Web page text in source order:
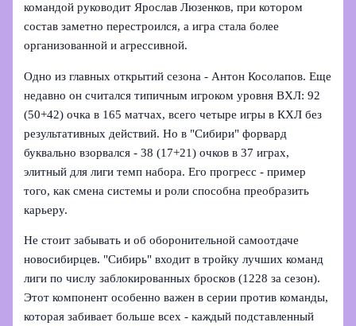
командой руководит Ярослав Люзенков, при котором
состав заметно перестроился, а игра стала более
организованной и агрессивной.
Одно из главных открытий сезона - Антон Косолапов. Еще
недавно он считался типичным игроком уровня ВХЛ: 92
(50+42) очка в 165 матчах, всего четыре игры в КХЛ без
результативных действий. Но в "Сибири" форвард
буквально взорвался - 38 (17+21) очков в 37 играх,
элитный для лиги темп набора. Его прогресс - пример
того, как смена системы и роли способна преобразить
карьеру.
Не стоит забывать и об оборонительной самоотдаче
новосибирцев. "Сибирь" входит в тройку лучших команд
лиги по числу заблокированных бросков (1228 за сезон).
Этот компонент особенно важен в серии против команды,
которая забивает больше всех - каждый подставленный